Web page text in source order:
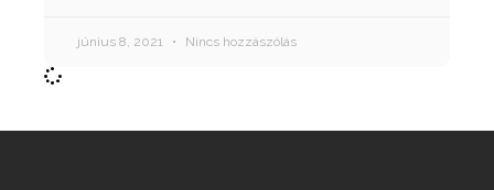
június 8, 2021 Nincs hozzászólás